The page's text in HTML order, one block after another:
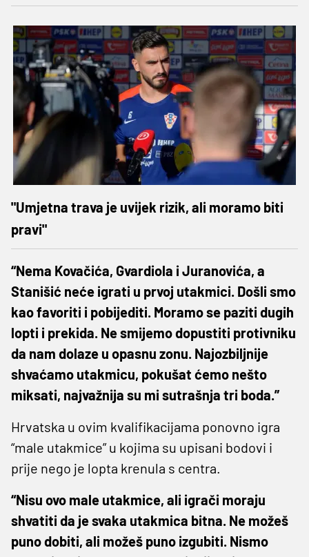
"Umjetna trava je uvijek rizik, ali moramo biti
pravi"
“Nema Kovačića, Gvardiola i Juranovića, a
Stanišić neće igrati u prvoj utakmici. Došli smo
kao favoriti i pobijediti. Moramo se paziti dugih
lopti i prekida. Ne smijemo dopustiti protivniku
da nam dolaze u opasnu zonu. Najozbiljnije
shvaćamo utakmicu, pokušat ćemo nešto
miksati, najvažnija su mi sutrašnja tri boda.”
Hrvatska u ovim kvalifikacijama ponovno igra
“male utakmice” u kojima su upisani bodovi i
prije nego je lopta krenula s centra.
“Nisu ovo male utakmice, ali igrači moraju
shvatiti da je svaka utakmica bitna. Ne možeš
puno dobiti, ali možeš puno izgubiti. Nismo